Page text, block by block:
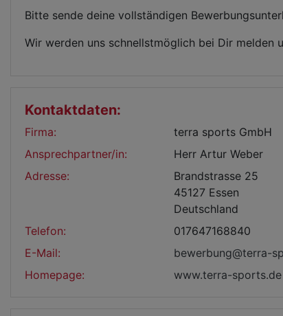
Bitte sende deine vollständigen
Wir werden uns schnellstmöglich bei Dir melden
Kontaktdaten:
Firma:
terra sports GmbH
Ansprechpartner/in:
Herr Artur Weber
Adresse:
Brandstrasse 25
45127 Essen
Deutschland
Telefon:
017647168840
E-Mail:
bewerbung@terra-
Homepage:
www.terra-sports.de